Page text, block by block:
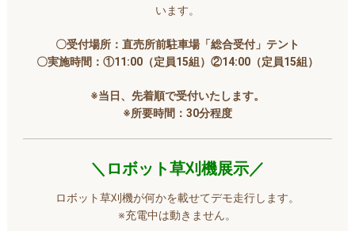
います。
〇受付場所：直売所前駐車場「総合受付」テント
〇実施時間：①11:00（定員15組）②14:00（定員15組）
※当日、先着順で受付いたします。
※所要時間：30分程度
＼ロボット草刈機展示／
ロボット草刈機が何かを載せてデモ走行します。
※充電中は動きません。